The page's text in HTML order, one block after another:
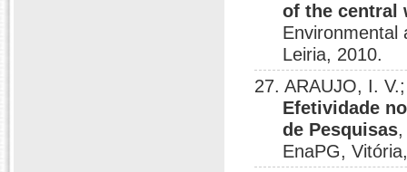
of the central
Environmental
Leiria, 2010.
27. ARAUJO, I.
Efetividade
de Pesquisas
EnaPG,